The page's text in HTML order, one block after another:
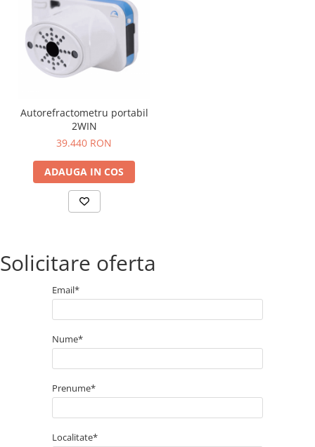
Autorefractometru portabil
2WIN
39.440 RON
ADAUGA IN COS
Solicitare oferta
Email*
Nume*
Prenume*
Localitate*